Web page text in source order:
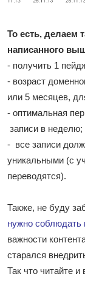
То есть, делаем
написанного
- получить 1
- возраст
или 5 месяцев,
- оптимальная
записи в неделю;
- все записи
уникальными (с
переводятся).
Также, не буду
нужно соблюдать
важности
старался
Так что читайте